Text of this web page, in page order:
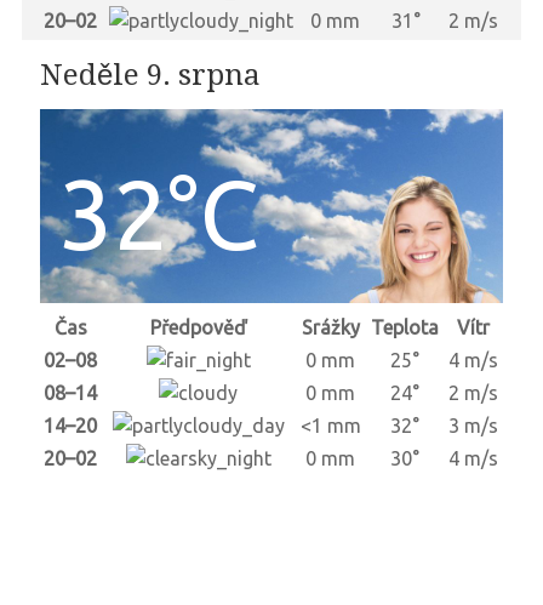
20–02
0 mm 31° 2 m/s
Neděle 9. srpna
32°C
Čas Předpověď Srážky Teplota
Vítr
02–08
0 mm 25°
4 m/s
08–14
0 mm 24°
2 m/s
14–20
<1 mm 32°
3 m/s
20–02
0 mm 30° 4 m/s